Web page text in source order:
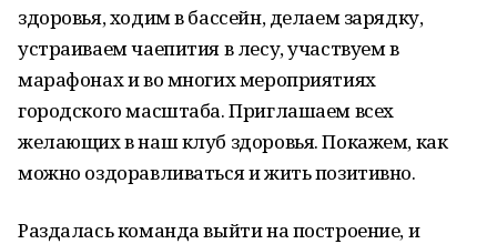
здоровья, ходим в бассейн, делаем зарядку,
устраиваем чаепития в лесу, участвуем в
марафонах и во многих мероприятиях
городского масштаба. Приглашаем всех
желающих в наш клуб здоровья. Покажем, как
можно оздоравливаться и жить позитивно.
Раздалась команда выйти на построение, и